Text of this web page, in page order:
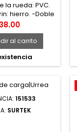
la rueda: PVC.
hierro. -Doble
Soporte tipo
de
20° C a 70° C.
máxima de
3 Km/h. -Para
manejo de
mucho peso.
al carrito
151533
SURTEK